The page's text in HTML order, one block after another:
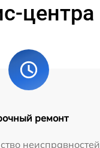
центра
ремонт
неисправностей